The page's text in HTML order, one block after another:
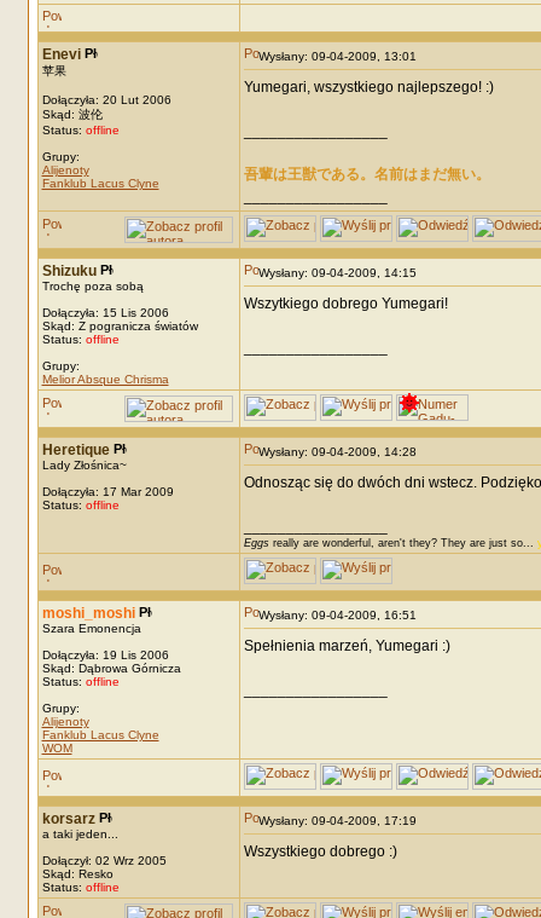
Enevi
苹果
Dołączyła: 20 Lut 2006
Skąd: 波伦
Status: offline
Grupy:
Alijenoty
Fanklub Lacus Clyne
Wysłany: 09-04-2009, 13:01
Yumegari, wszystkiego najlepszego! :)
吾輩は王獣である。名前はまだ無い。
Shizuku
Trochę poza sobą
Dołączyła: 15 Lis 2006
Skąd: Z pogranicza światów
Status: offline
Grupy:
Melior Absque Chrisma
Wysłany: 09-04-2009, 14:15
Wszytkiego dobrego Yumegari!
Heretique
Lady Złośnica~
Dołączyła: 17 Mar 2009
Status: offline
Wysłany: 09-04-2009, 14:28
Odnosząc się do dwóch dni wstecz.
Eggsreally are wonderful, aren't they? They are just so...
moshi_moshi
Szara Emonencja
Dołączyła: 19 Lis 2006
Skąd: Dąbrowa Górnicza
Status: offline
Grupy:
Alijenoty
Fanklub Lacus Clyne
WOM
Wysłany: 09-04-2009, 16:51
Spełnienia marzeń, Yumegari :)
korsarz
a taki jeden...
Dołączył: 02 Wrz 2005
Skąd: Resko
Status: offline
Wysłany: 09-04-2009, 17:19
Wszystkiego dobrego :)